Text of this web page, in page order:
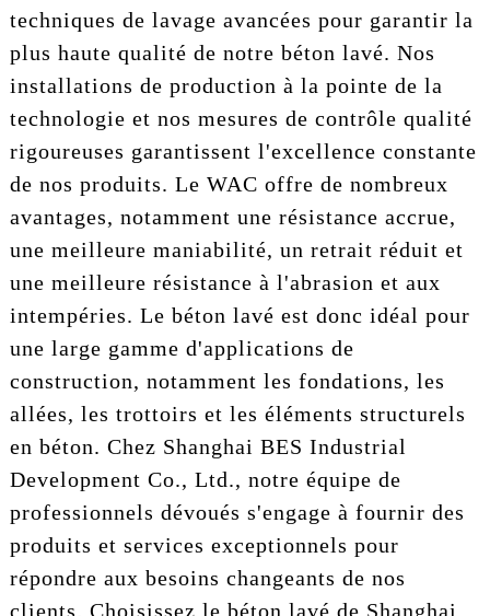
techniques de lavage avancées pour garantir la
plus haute qualité de notre béton lavé. Nos
installations de production à la pointe de la
technologie et nos mesures de contrôle qualité
rigoureuses garantissent l'excellence constante
de nos produits. Le WAC offre de nombreux
avantages, notamment une résistance accrue,
une meilleure maniabilité, un retrait réduit et
une meilleure résistance à l'abrasion et aux
intempéries. Le béton lavé est donc idéal pour
une large gamme d'applications de
construction, notamment les fondations, les
allées, les trottoirs et les éléments structurels
en béton. Chez Shanghai BES Industrial
Development Co., Ltd., notre équipe de
professionnels dévoués s'engage à fournir des
produits et services exceptionnels pour
répondre aux besoins changeants de nos
clients. Choisissez le béton lavé de Shanghai